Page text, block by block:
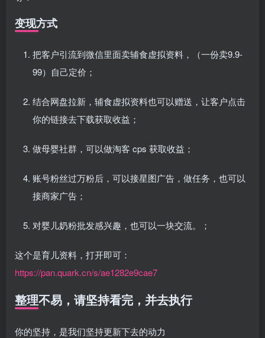
变现方式
把客户引流到微信里面卖辅食虚拟资料，（一份卖9.9-
99）自己定价；
结合网盘拉新，辅食虚拟资料也可以赠送，让客户点击
你的链接去下载获取收益；
做母婴社群，可以做淘客 cps 获取收益；
账号粉丝过万粉后，可以接星图广告，做任务，也可以
接商家广告；
对婴儿奶粉批发感兴趣，也可以一块交流。；
这个是育儿资料，打开即可：
https://pan.quark.cn/s/ae1282e9cae7
整理不易，请坚持看完，并去执行
你的坚持，是我们坚持更新下去的动力